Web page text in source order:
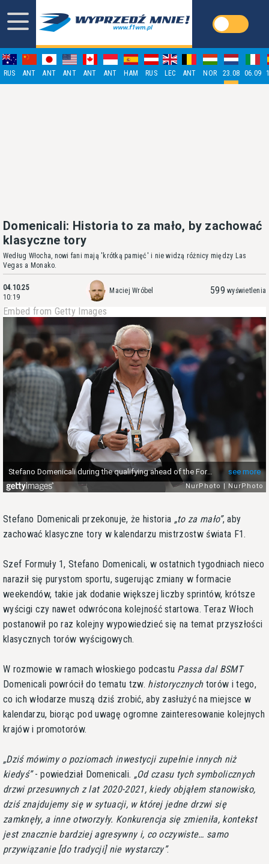
RUS ANT ANT ANT ANT ANT HAM RUS LEC ANT NOR 23.08 06.09
Domenicali: Historia to za mało, by zachować
klasyczne tory
Według Włocha, nowi fani mają 'krótką pamięć' i nie widzą różnicy między Las
Vegas a Monako.
04.10.25
10:19
Maciej Wróbel 599 wyświetlenia
Embed from Getty Images
Stefano Domenicali przekonuje, że historia to za mało , aby
zachować klasyczne tory w kalendarzu mistrzostw świata F1.
Szef Formuły 1, Stefano Domenicali, w ostatnich tygodniach nieco
naraził się purystom sportu, sugerując zmiany w formacie
weekendów, takie jak dodanie większej liczby sprintów, krótsze
wyścigi czy nawet odwrócona kolejność startowa. Teraz Włoch
postanowił po raz kolejny wypowiedzieć się na temat przyszłości
klasycznych torów wyścigowych.
W rozmowie w ramach włoskiego podcastu Passa dal BSMT
Domenicali powrócił do tematu tzw. historycznychtorów i tego,
co ich włodarze muszą dziś zrobić, aby zasłużyć na miejsce w
kalendarzu, biorąc pod uwagę ogromne zainteresowanie kolejnych
krajów i promotorów.
Dziś mówimy o poziomach inwestycji zupełnie innych niż
kiedyś - powiedział Domenicali. Od czasu tych symbolicznych
drzwi przesuwnych z lat 2020-2021, kiedy objąłem stanowisko,
dziś znajdujemy się w sytuacji, w której jedne drzwi się
zamknęły, a inne otworzyły. Konkurencja się zmieniła, kontekst
jest znacznie bardziej agresywny i, co oczywiste… samo
przywiązanie [do tradycji] nie wystarczy .